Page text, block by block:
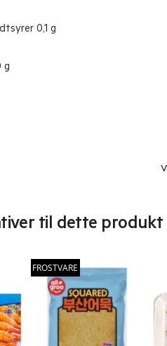
0,1 g
g
til dette produkt
FROSTVARE